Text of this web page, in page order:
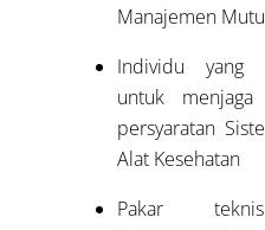
Manajemen
Individu yang
untuk menjaga
persyaratan
Alat Kesehatan
Pakar